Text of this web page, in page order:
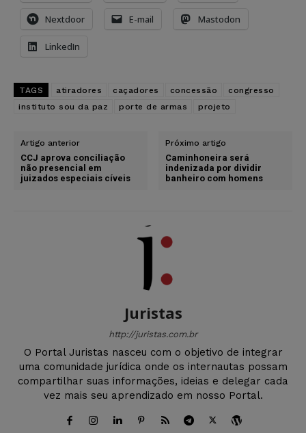
Nextdoor E-mail Mastodon
LinkedIn
TAGS atiradores caçadores concessão
congresso
instituto sou da paz
porte de armas projeto
Artigo anterior
CCJ aprova conciliação
não presencial em
juizados especiais cíveis
Próximo artigo
Caminhoneira será
indenizada por dividir
banheiro com homens
Juristas
http://juristas.com.br
O Portal Juristas nasceu com o objetivo de integrar
uma comunidade jurídica onde os internautas possam
compartilhar suas informações, ideias e delegar cada
vez mais seu aprendizado em nosso Portal.